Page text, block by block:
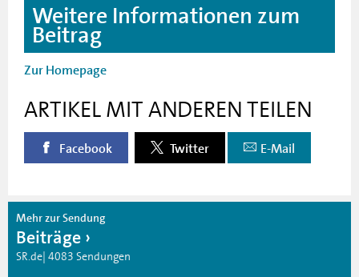
Weitere Informationen zum
Beitrag
Zur Homepage
ARTIKEL MIT ANDEREN TEILEN
Facebook Twitter E-Mail
Mehr zur Sendung
Beiträge
SR.de| 4083 Sendungen